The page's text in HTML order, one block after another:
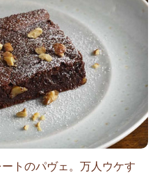
トのパヴェ。万人ウケす